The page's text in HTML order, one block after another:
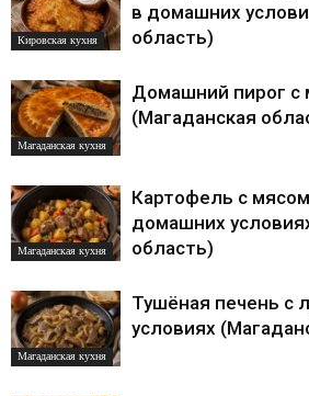
Кировская кухня
в домашних
область)
Магаданская кухня
Домашний пирог с
(Магаданская
Магаданская кухня
Картофель с
домашних
область)
Магаданская кухня
Тушёная печень с
условиях